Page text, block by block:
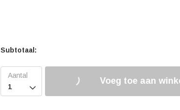
Subtotaal:

Voeg toe aan